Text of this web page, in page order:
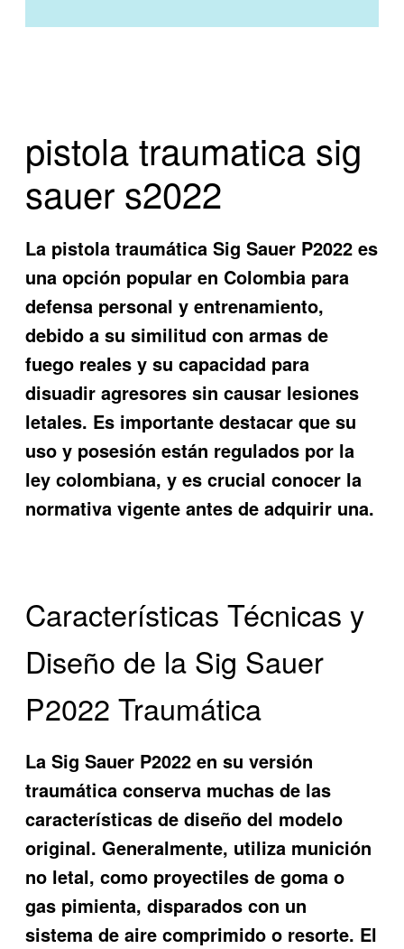
pistola traumatica sig
sauer s2022
La pistola traumática Sig Sauer P2022 es
una opción popular en Colombia para
defensa personal y entrenamiento,
debido a su similitud con armas de
fuego reales y su capacidad para
disuadir agresores sin causar lesiones
letales. Es importante destacar que su
uso y posesión están regulados por la
ley colombiana, y es crucial conocer la
normativa vigente antes de adquirir una.
Características Técnicas y
Diseño de la Sig Sauer
P2022 Traumática
La Sig Sauer P2022 en su versión
traumática conserva muchas de las
características de diseño del modelo
original. Generalmente, utiliza munición
no letal, como proyectiles de goma o
gas pimienta, disparados con un
sistema de aire comprimido o resorte. El